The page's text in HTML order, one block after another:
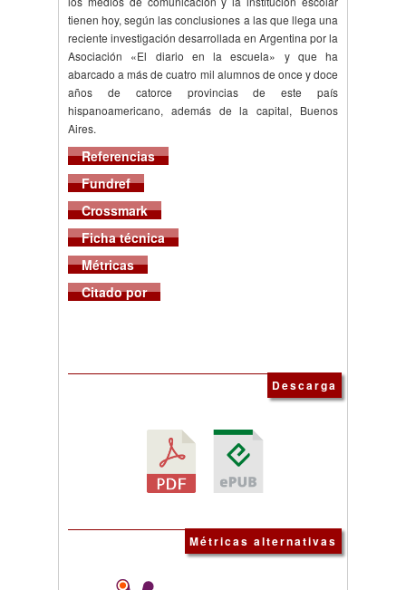
tienen hoy, según las conclusiones a las que llega una
reciente investigación desarrollada en Argentina por la
Asociación «El diario en la escuela» y que ha
abarcado a más de cuatro mil alumnos de once y doce
años de catorce provincias de este país
hispanoamericano, además de la capital, Buenos
Aires.
Referencias
Fundref
Crossmark
Ficha técnica
Métricas
Citado por
Descarga
Métricas alternativas